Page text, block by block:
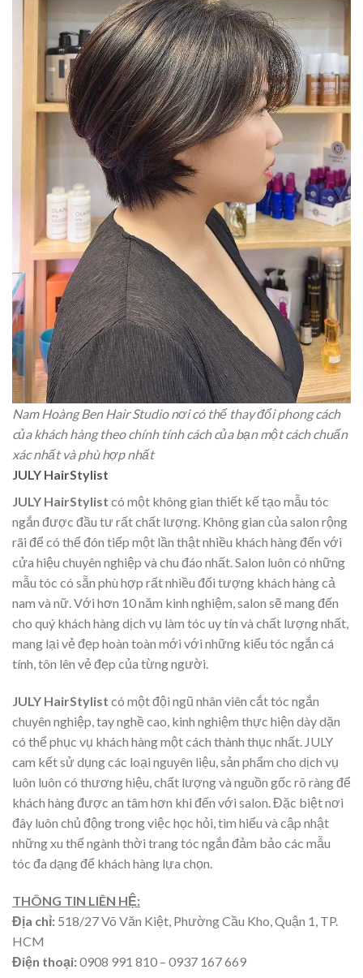
Nam Hoàng Ben Hair Studio nơi có thể thay đổi phong cách
của khách hàng theo chính tính cách của bạn một cách chuẩn
xác nhất và phù hợp nhất
JULY HairStylist
JULY HairStylist có một không gian thiết kế tạo mẫu tóc
ngắn được đầu tư rất chất lượng. Không gian của salon rộng
rãi để có thể đón tiếp một lần thật nhiều khách hàng đến với
cửa hiệu chuyên nghiệp và chu đáo nhất. Salon luôn có những
mẫu tóc có sẵn phù hợp rất nhiều đối tượng khách hàng cả
nam và nữ. Với hơn 10 năm kinh nghiệm, salon sẽ mang đến
cho quý khách hàng dịch vụ làm tóc uy tín và chất lượng nhất,
mang lại vẻ đẹp hoàn toàn mới với những kiểu tóc ngắn cá
tính, tôn lên vẻ đẹp của từng người.
JULY HairStylist có một đội ngũ nhân viên cắt tóc ngắn
chuyên nghiệp, tay nghề cao, kinh nghiệm thực hiện dày dặn
có thể phục vụ khách hàng một cách thành thục nhất. JULY
cam kết sử dụng các loại nguyên liệu, sản phẩm cho dịch vụ
luôn luôn có thương hiệu, chất lượng và nguồn gốc rõ ràng để
khách hàng được an tâm hơn khi đến với salon. Đặc biệt nơi
đây luôn chủ động trong việc học hỏi, tìm hiểu và cập nhật
những xu thế ngành thời trang tóc ngắn đảm bảo các mẫu
tóc đa dạng để khách hàng lựa chọn.
THÔNG TIN LIÊN HỆ:
Địa chỉ: 518/27 Võ Văn Kiệt, Phường Cầu Kho, Quận 1, TP.
HCM
Điện thoại:0908 991 810 – 0937 167 669